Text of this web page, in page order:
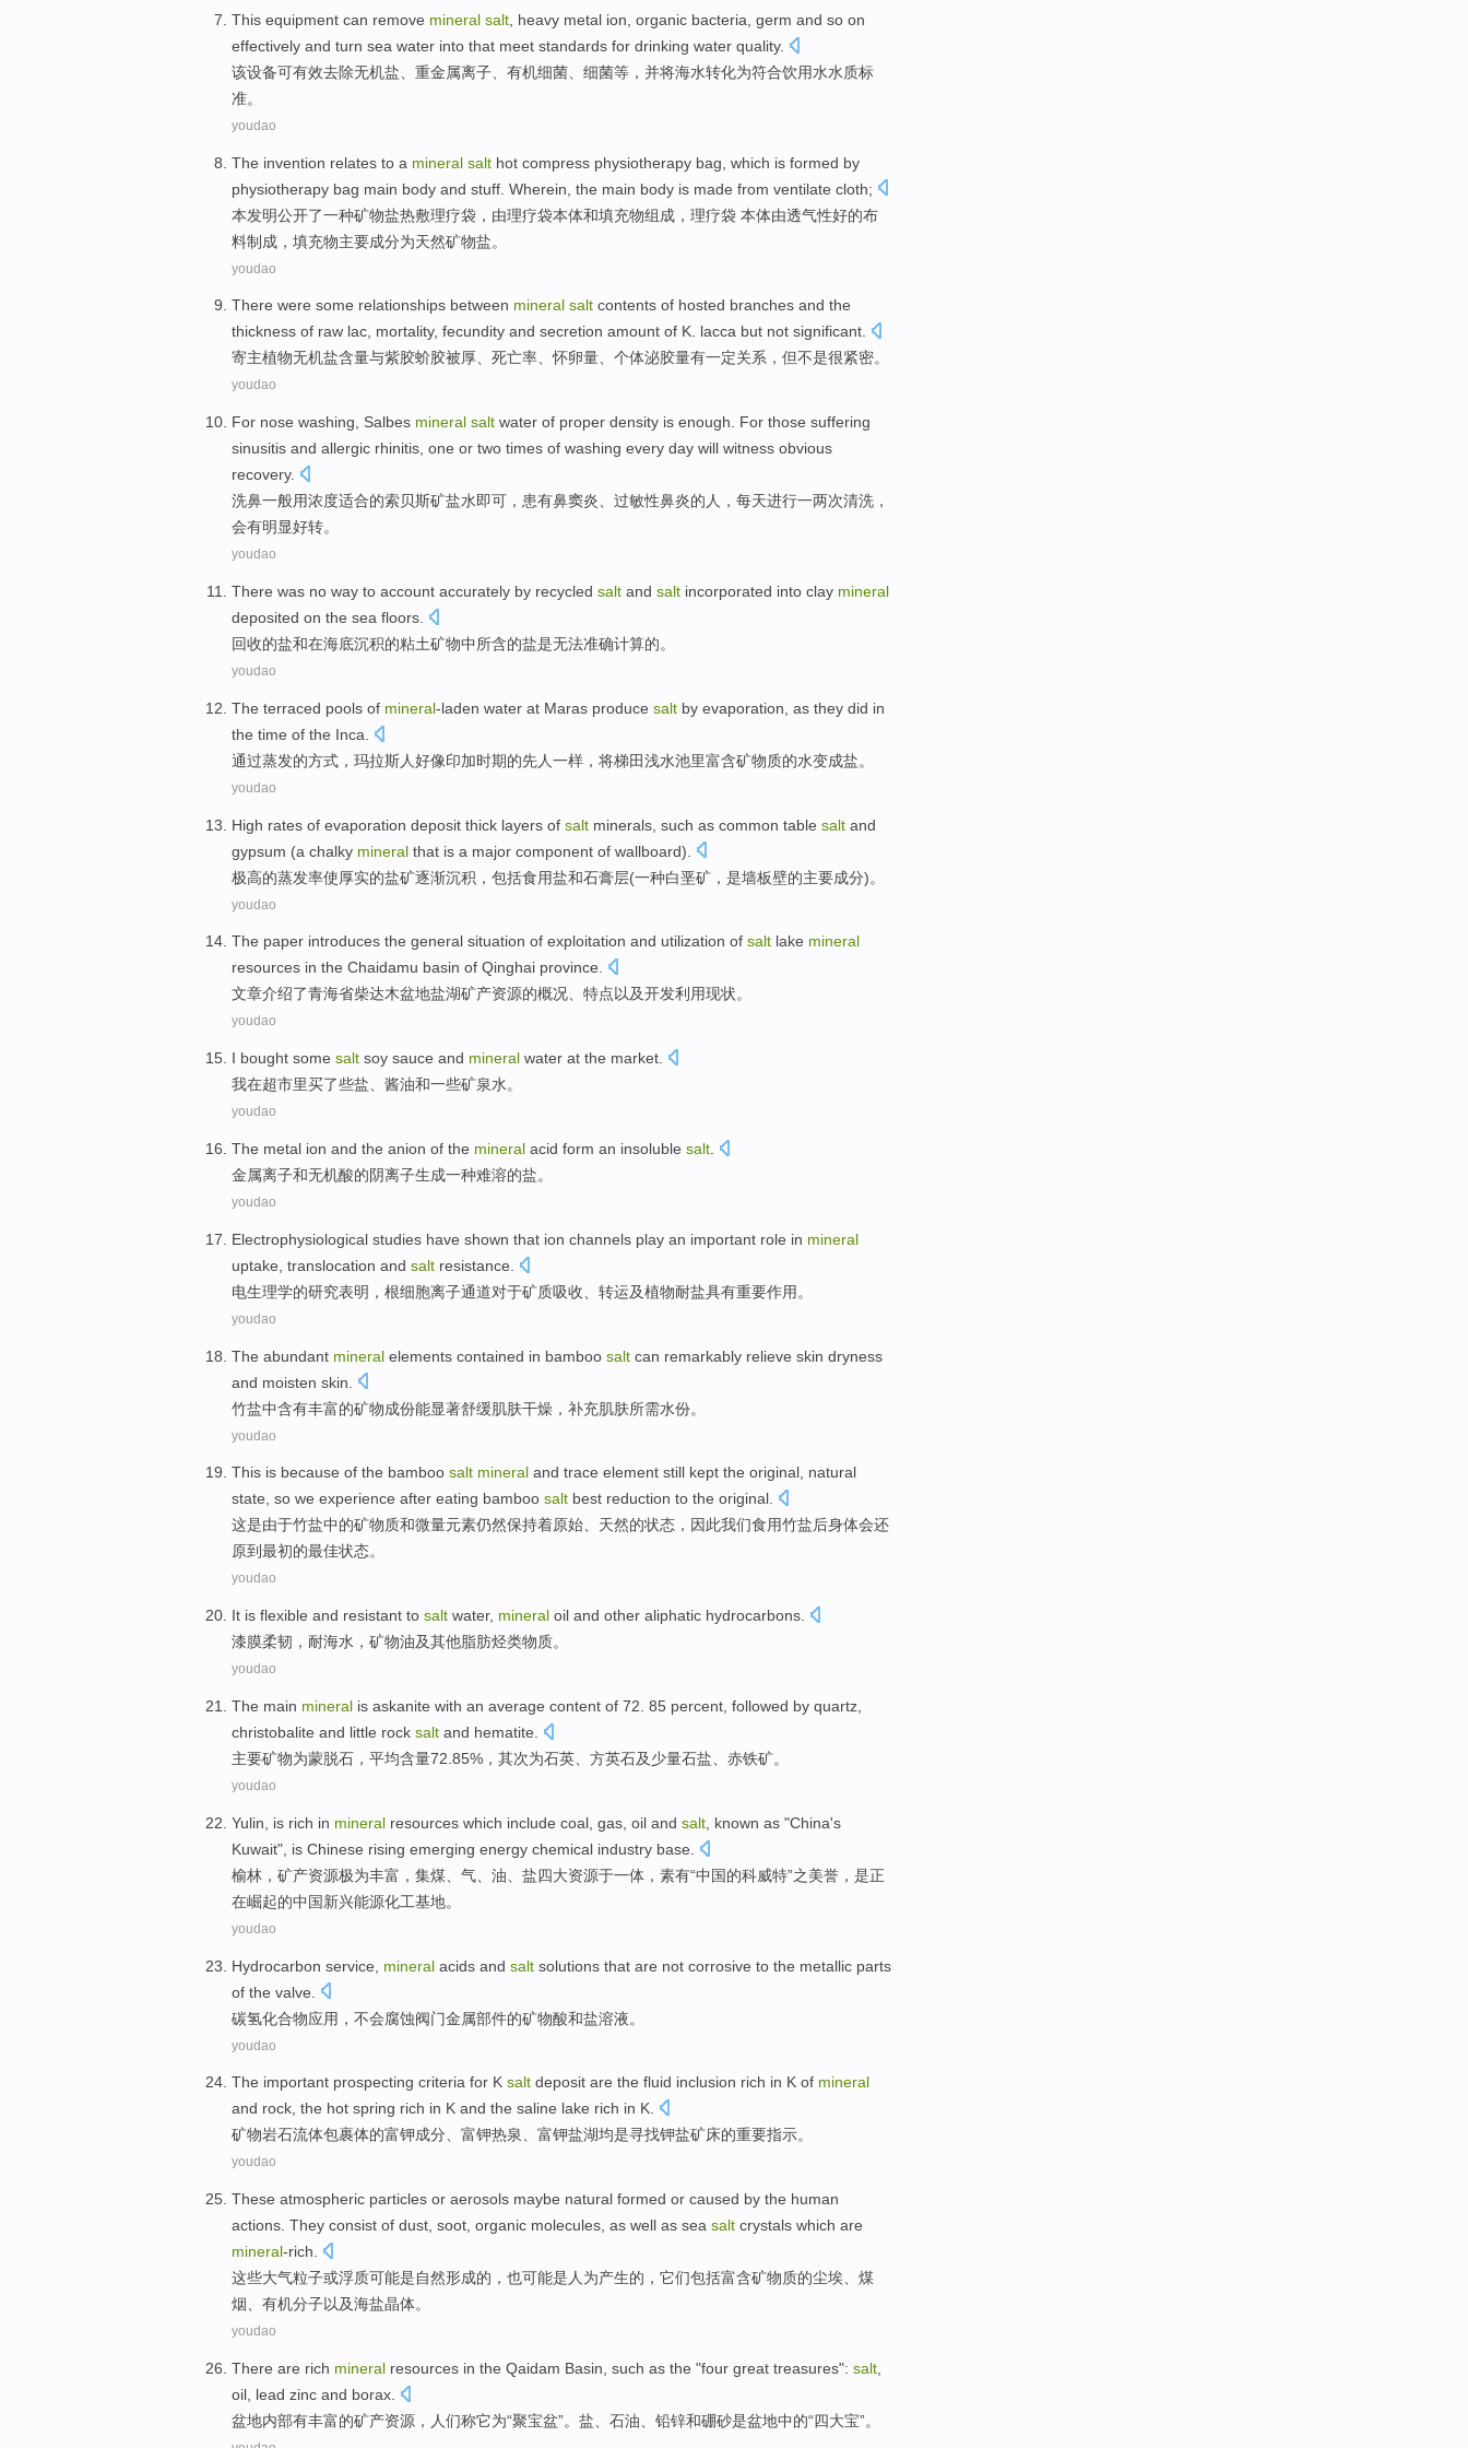
This equipment can remove mineral salt heavy metal ion organic bacteria , germ and so on
effectively and turn sea water into that meet standards for drinking water quality.
该设备可有效去除无机盐 重金属离子 有机细菌 、细菌等 ， 并将海水转化为符合饮用水水质标
准。
youdao
The invention relates to a mineral salt hot compress physiotherapy bag , which is formed by
physiotherapy bag main body and stuff . Wherein, the main body is made from ventilate cloth;
本发明公开了一种矿物盐热敷理疗袋 ， 由理疗袋本体和填充物组成 ，理疗袋 本体由透气性好的布
料制成，填充物主要成分为天然矿物盐。
youdao
There were some relationships between mineral salt contents of hosted branches and the
thickness of raw lac, mortality, fecundity and secretion amount of K. lacca but not significant.
寄主植物无机盐含量与紫胶蚧胶被厚、 死亡率、怀卵量、个体泌胶量有一定关系 ， 但不是很紧密。
youdao
For nose washing Salbes mineral salt water of proper density is enough . For those suffering
sinusitis and allergic rhinitis one or two times of washing every day will witness obvious
recovery.
洗鼻一般用浓度适合的索贝斯矿盐水即可 ， 患有鼻窦炎 过敏性鼻炎的人， 每天进行一两次清洗 ，
会有明显好转。
youdao
There was no way to account accurately by recycled salt and salt incorporated into clay mineral
deposited on the sea floors
回收的盐和在海底沉积的粘土矿物中所含的盐是无法准确计算的。
youdao
The terraced pools of mineral-laden water at Maras produce salt by evaporation as they did in
the time of the Inca
通过蒸发的方式， 玛拉斯人好像印加时期的先人一样， 将梯田浅水池里富含矿物质的水变成盐。
youdao
High rates of evaporation deposit thick layers of salt minerals, such as common table salt and
gypsum (a chalky mineral that is a major component of wallboard).
极高的蒸发率使厚实的盐矿逐渐沉积 ， 包括食用盐和石膏层(一种白垩矿 ， 是墙板壁的主要成分)。
youdao
The paper introduces the general situation of exploitation and utilization of salt lake mineral
resources in the Chaidamu basin of Qinghai province.
文章介绍了青海省柴达木盆地盐湖矿产资源的概况、特点以及开发利用现状。
youdao
I bought some salt soy sauce and mineral water at the market
我在超市里买了些盐 酱油和一些矿泉水。
youdao
The metal ion and the anion of the mineral acid form an insoluble salt
金属离子和无机酸的阴离子生成一种难溶的盐。
youdao
Electrophysiological studies have shown that ion channels play an important role in mineral
uptake translocation and salt resistance
电生理学的研究表明 ，根细胞离子通道对于矿质吸收 转运及植物耐盐具有重要作用 。
youdao
The abundant mineral elements contained in bamboo salt can remarkably relieve skin dryness
and moisten skin
竹盐中含有丰富的矿物成份能显著舒缓肌肤干燥 ， 补充肌肤所需水份。
youdao
This is because of the bamboo salt mineral and trace element still kept the original, natural
state, so we experience after eating bamboo salt best reduction to the original.
这是由于竹盐中的矿物质和微量元素仍然保持着原始、 天然的状态 ， 因此我们食用竹盐后身体会还
原到最初的最佳状态。
youdao
It is flexible and resistant to salt water, mineral oil and other aliphatic hydrocarbons
漆膜柔韧 ， 耐海水 ， 矿物油及其他脂肪烃类物质。
youdao
The main mineral is askanite with an average content of 72. 85 percent, followed by quartz
christobalite and little rock salt and hematite
主要矿物为蒙脱石 ， 平均含量72.85%， 其次为石英 方英石及少量石盐、赤铁矿。
youdao
Yulin is rich in mineral resources which include coal gas oil and salt known as "China's
Kuwait", is Chinese rising emerging energy chemical industry base
榆林 ， 矿产资源极为丰富，集煤 气 油 盐四大资源于一体， 素有“中国的科威特”之美誉， 是正
在崛起的中国新兴能源化工基地。
youdao
Hydrocarbon service mineral acids and salt solutions that are not corrosive to the metallic parts
of the valve
碳氢化合物应用， 不会腐蚀阀门金属部件的矿物酸和盐溶液。
youdao
The important prospecting criteria for K salt deposit are the fluid inclusion rich in K of mineral
and rock, the hot spring rich in K and the saline lake rich in K.
矿物岩石流体包裹体的富钾成分、富钾热泉、富钾盐湖均是寻找钾盐矿床的重要指示。
youdao
These atmospheric particles or aerosols maybe natural formed or caused by the human
actions. They consist of dust soot organic molecules , as well as sea salt crystals which are
mineral-rich.
这些大气粒子或浮质可能是自然形成的 ，也可能是 人为产生的， 它们包括富含矿物质的尘埃
煤
烟
有机分子以及海盐晶体。
youdao
There are rich mineral resources in the Qaidam Basin , such as the "four great treasures": salt
oil lead zinc and borax
盆地内部有丰富的矿产资源 ，人们称它为“聚宝盆”。 盐 石油 铅锌和硼砂是盆地中的“四大宝”。